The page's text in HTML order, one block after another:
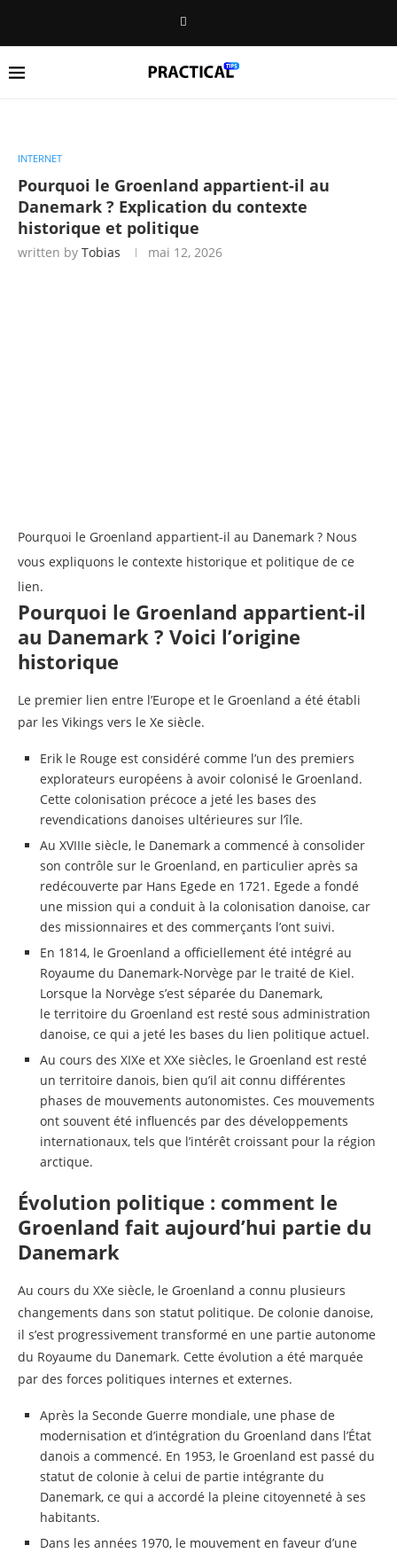
INTERNET
Pourquoi le Groenland appartient-il au
Danemark ? Explication du contexte
historique et politique
written by Tobias mai 12, 2026
Pourquoi le Groenland appartient-il au Danemark ? Nous
vous expliquons le contexte historique et politique de ce
lien.
Pourquoi le Groenland appartient-il
au Danemark ? Voici l’origine
historique
Le premier lien entre l’Europe et le Groenland a été établi
par les Vikings vers le Xe siècle.
Erik le Rouge est considéré comme l’un des premiers
explorateurs européens à avoir colonisé le Groenland.
Cette colonisation précoce a jeté les bases des
revendications danoises ultérieures sur l’île.
Au XVIIIe siècle, le Danemark a commencé à consolider
son contrôle sur le Groenland, en particulier après sa
redécouverte par Hans Egede en 1721. Egede a fondé
une mission qui a conduit à la colonisation danoise, car
des missionnaires et des commerçants l’ont suivi.
En 1814, le Groenland a officiellement été intégré au
Royaume du Danemark-Norvège par le traité de Kiel.
Lorsque la Norvège s’est séparée du Danemark,
le territoire du Groenland est resté sous administration
danoise, ce qui a jeté les bases du lien politique actuel.
Au cours des XIXe et XXe siècles, le Groenland est resté
un territoire danois, bien qu’il ait connu différentes
phases de mouvements autonomistes. Ces mouvements
ont souvent été influencés par des développements
internationaux, tels que l’intérêt croissant pour la région
arctique.
Évolution politique : comment le
Groenland fait aujourd’hui partie du
Danemark
Au cours du XXe siècle, le Groenland a connu plusieurs
changements dans son statut politique. De colonie danoise,
il s’est progressivement transformé en une partie autonome
du Royaume du Danemark. Cette évolution a été marquée
par des forces politiques internes et externes.
Après la Seconde Guerre mondiale, une phase de
modernisation et d’intégration du Groenland dans l’État
danois a commencé. En 1953, le Groenland est passé du
statut de colonie à celui de partie intégrante du
Danemark, ce qui a accordé la pleine citoyenneté à ses
habitants.
Dans les années 1970, le mouvement en faveur d’une